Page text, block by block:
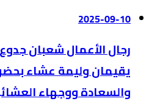
2025-09-10
رجال الأعمال شعبان
يقيمان وليمة عشاء
والسعادة ووجهاء